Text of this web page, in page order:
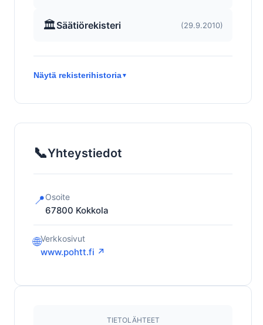
🏛️Säätiörekisteri (29.9.2010)
Näytä rekisterihistoria▼
📞Yhteystiedot
📍Osoite
67800 Kokkola
🌐Verkkosivut
www.pohtt.fi ↗
TIETOLÄHTEET